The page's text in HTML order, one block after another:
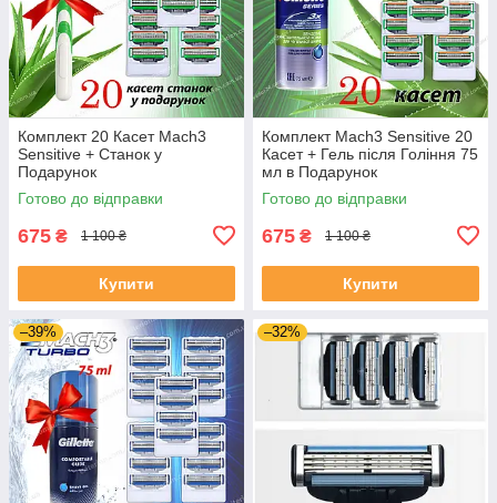
Комплект 20 Касет Mach3
Sensitive + Станок у
Подарунок
Готово до відправки
675 ₴ 1 100 ₴
Купити
Комплект Mach3 Sensitive 20
Касет + Гель після Гоління 75
мл в Подарунок
Готово до відправки
675 ₴ 1 100 ₴
Купити
–39% –32%